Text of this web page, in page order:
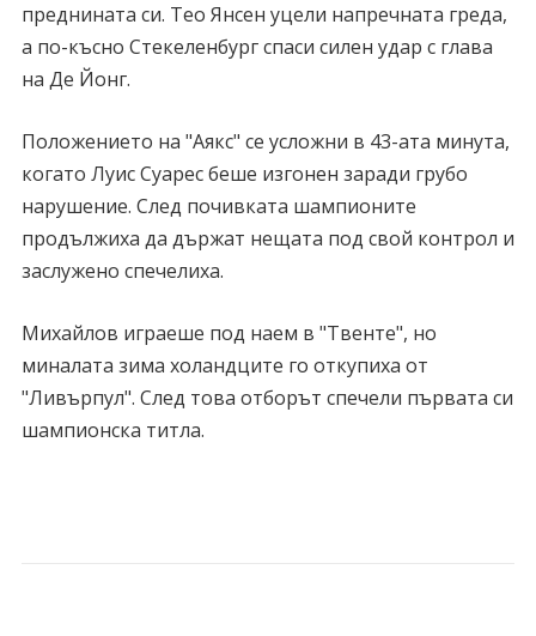
преднината си. Тео Янсен уцели напречната греда,
а по-късно Стекеленбург спаси силен удар с глава
на Де Йонг.
Положението на "Аякс" се усложни в 43-ата минута,
когато Луис Суарес беше изгонен заради грубо
нарушение. След почивката шампионите
продължиха да държат нещата под свой контрол и
заслужено спечелиха.
Михайлов играеше под наем в "Твенте", но
миналата зима холандците го откупиха от
"Ливърпул". След това отборът спечели първата си
шампионска титла.